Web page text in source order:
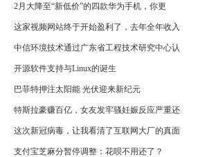
2月大降至“新低价”的四款华为手机，你更
这家视频网站终于开始盈利了，去年全年收入
中信环境技术通过广东省工程技术研究中心认
开源软件支持与Linux的诞生
巴菲特押注太阳能 光伏迎来新纪元
特斯拉豪赚百亿，女友发牢骚妊娠反应严重还
这次新冠病毒，让我看清了互联网大厂的真面
支付宝芝麻分暂停调整：花呗不用还了？